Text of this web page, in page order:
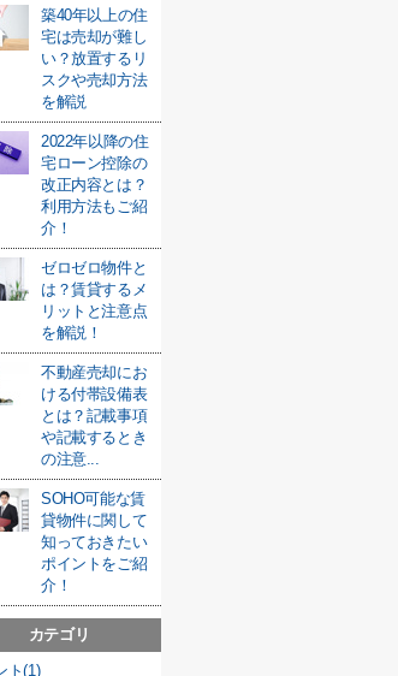
築40年以上の住
宅は売却が難し
い？放置するリ
スクや売却方法
を解説
2022年以降の住
宅ローン控除の
改正内容とは？
利用方法もご紹
介！
ゼロゼロ物件と
は？賃貸するメ
リットと注意点
を解説！
不動産売却にお
ける付帯設備表
とは？記載事項
や記載するとき
の注意...
SOHO可能な賃
貸物件に関して
知っておきたい
ポイントをご紹
介！
カテゴリ
ト(1)